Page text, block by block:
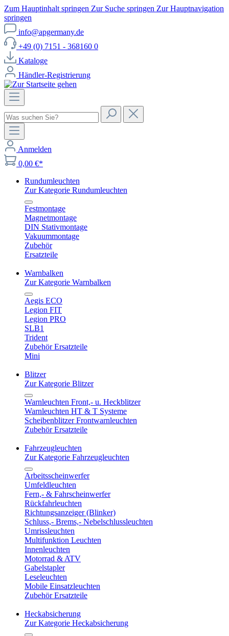
Zum Hauptinhalt springen Zur Suche springen Zur Hauptnavigation
springen
info@apgermany.de
+49 (0) 7151 - 368160 0
Kataloge
Händler-Registrierung
Anmelden
0,00 €*
Rundumleuchten
Zur Kategorie Rundumleuchten
Festmontage
Magnetmontage
DIN Stativmontage
Vakuummontage
Zubehör
Ersatzteile
Warnbalken
Zur Kategorie Warnbalken
Aegis ECO
Legion FIT
Legion PRO
SLB1
Trident
Zubehör Ersatzteile
Mini
Blitzer
Zur Kategorie Blitzer
Warnleuchten Front,- u. Heckblitzer
Warnleuchten HT & T Systeme
Scheibenblitzer Frontwarnleuchten
Zubehör Ersatzteile
Fahrzeugleuchten
Zur Kategorie Fahrzeugleuchten
Arbeitsscheinwerfer
Umfeldleuchten
Fern,- & Fahrscheinwerfer
Rückfahrleuchten
Richtungsanzeiger (Blinker)
Schluss,- Brems,- Nebelschlussleuchten
Umrissleuchten
Multifunktion Leuchten
Innenleuchten
Motorrad & ATV
Gabelstapler
Leseleuchten
Mobile Einsatzleuchten
Zubehör Ersatzteile
Heckabsicherung
Zur Kategorie Heckabsicherung